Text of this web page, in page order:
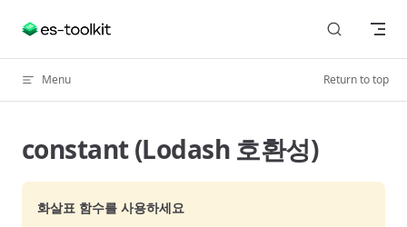
Skip to content
Menu Return to top
constant (Lodash 호환성)
화살표 함수를 사용하세요